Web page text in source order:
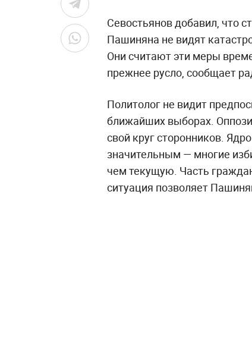
Севостьянов добавил, что
Пашиняна не видят
Они считают эти меры
прежнее русло, сообщает
Политолог не видит
ближайших выборах.
свой круг сторонников.
значительным — многие
чем текущую. Часть
ситуация позволяет